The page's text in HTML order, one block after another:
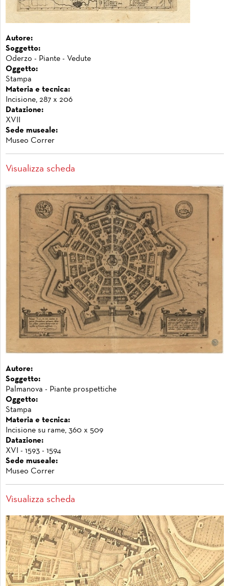
Autore:
Soggetto:
Oderzo - Piante - Vedute
Oggetto:
Stampa
Materia e tecnica:
Incisione, 287 x 206
Datazione:
XVII
Sede museale:
Museo Correr
Visualizza scheda
Autore:
Soggetto:
Palmanova - Piante prospettiche
Oggetto:
Stampa
Materia e tecnica:
Incisione su rame, 360 x 509
Datazione:
XVI - 1593 - 1594
Sede museale:
Museo Correr
Visualizza scheda